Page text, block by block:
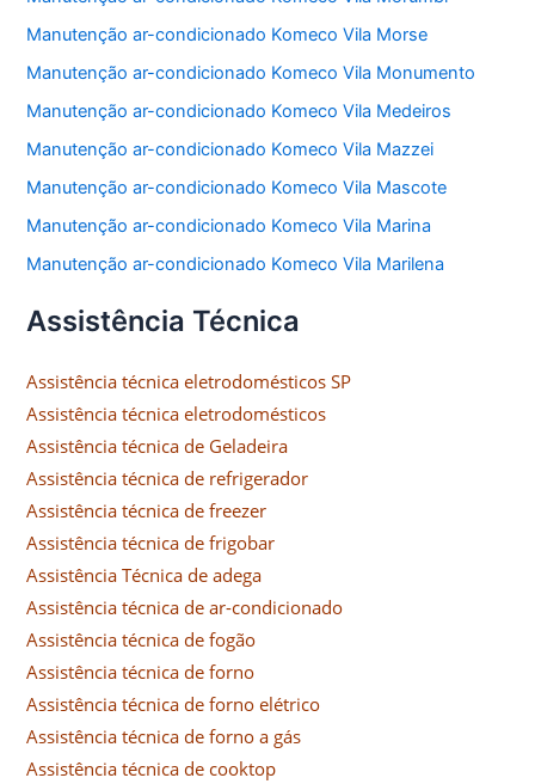
Manutenção ar-condicionado Komeco Vila Morse
Manutenção ar-condicionado Komeco Vila Monumento
Manutenção ar-condicionado Komeco Vila Medeiros
Manutenção ar-condicionado Komeco Vila Mazzei
Manutenção ar-condicionado Komeco Vila Mascote
Manutenção ar-condicionado Komeco Vila Marina
Manutenção ar-condicionado Komeco Vila Marilena
Assistência Técnica
Assistência técnica eletrodomésticos SP
Assistência técnica eletrodomésticos
Assistência técnica de Geladeira
Assistência técnica de refrigerador
Assistência técnica de freezer
Assistência técnica de frigobar
Assistência Técnica de adega
Assistência técnica de ar-condicionado
Assistência técnica de fogão
Assistência técnica de forno
Assistência técnica de forno elétrico
Assistência técnica de forno a gás
Assistência técnica de cooktop